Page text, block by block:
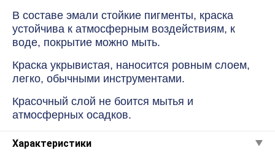
В составе эмали стойкие пигменты, краска
устойчива к атмосферным воздействиям, к
воде, покрытие можно мыть.
Краска укрывистая, наносится ровным слоем,
легко, обычными инструментами.
Красочный слой не боится мытья и
атмосферных осадков.
Характеристики